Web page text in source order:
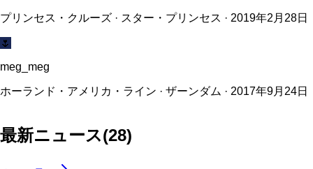
プリンセス・クルーズ · スター・プリンセス · 2019年2月28日
🌷
meg_meg
ホーランド・アメリカ・ライン · ザーンダム · 2017年9月24日
最新ニュース(28)